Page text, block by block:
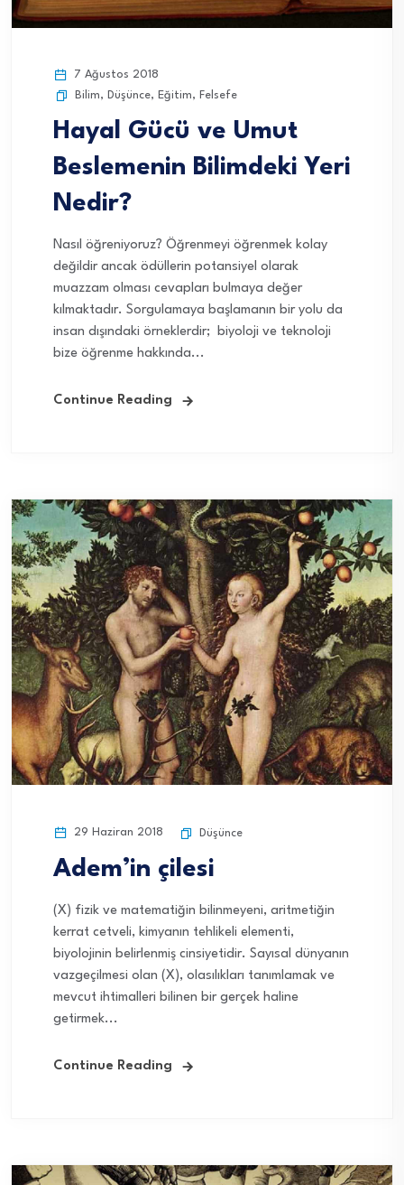
7 Ağustos 2018
Bilim, Düşünce, Eğitim, Felsefe
Hayal Gücü ve Umut
Beslemenin Bilimdeki Yeri
Nedir?
Nasıl öğreniyoruz? Öğrenmeyi öğrenmek kolay
değildir ancak ödüllerin potansiyel olarak
muazzam olması cevapları bulmaya değer
kılmaktadır. Sorgulamaya başlamanın bir yolu da
insan dışındaki örneklerdir; biyoloji ve teknoloji
bize öğrenme hakkında...
Continue Reading
29 Haziran 2018 Düşünce
Adem’in çilesi
(X) fizik ve matematiğin bilinmeyeni, aritmetiğin
kerrat cetveli, kimyanın tehlikeli elementi,
biyolojinin belirlenmiş cinsiyetidir. Sayısal dünyanın
vazgeçilmesi olan (X), olasılıkları tanımlamak ve
mevcut ihtimalleri bilinen bir gerçek haline
getirmek...
Continue Reading